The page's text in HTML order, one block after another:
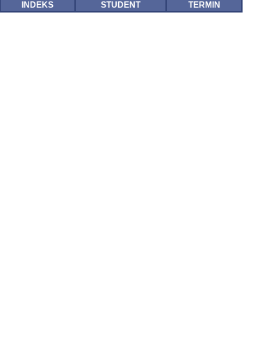
INDEKS STUDENT TERMIN